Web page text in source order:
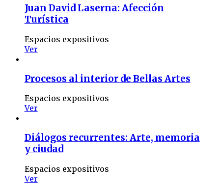
Juan David Laserna: Afección
Turística
Espacios expositivos
Ver
Procesos al interior de Bellas Artes
Espacios expositivos
Ver
Diálogos recurrentes: Arte, memoria
y ciudad
Espacios expositivos
Ver